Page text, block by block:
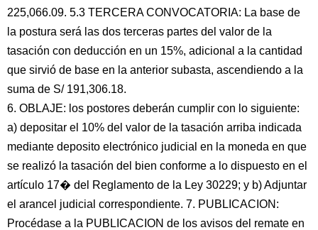
225,066.09. 5.3 TERCERA CONVOCATORIA: La base de
la postura será las dos terceras partes del valor de la
tasación con deducción en un 15%, adicional a la cantidad
que sirvió de base en la anterior subasta, ascendiendo a la
suma de S/ 191,306.18.
6. OBLAJE: los postores deberán cumplir con lo siguiente:
a) depositar el 10% del valor de la tasación arriba indicada
mediante deposito electrónico judicial en la moneda en que
se realizó la tasación del bien conforme a lo dispuesto en el
artículo 17� del Reglamento de la Ley 30229; y b) Adjuntar
el arancel judicial correspondiente. 7. PUBLICACION:
Procédase a la PUBLICACION de los avisos del remate en